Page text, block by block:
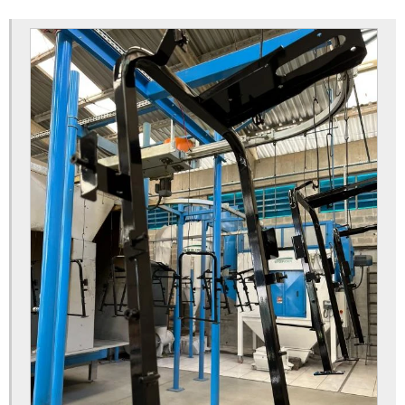
Fábrica de metalização a vácuo
Fornecedor de cromagem em peças plásticas
Fornecedor de pintura a pó
Fornecedor de pintura eletrostática
Fornecedor de pintura epóxi
Fosfatização de peças
Fosfatização de peças em sc
Jateamento abrasivo com granalha de aço
Jateamento abrasivo em metais
Jateamento com abrasivos para empresa orçamento
Jateamento com abrasivos para indústria
Metalização a vácuo